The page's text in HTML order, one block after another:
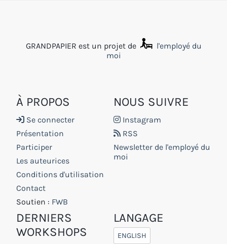
GRANDPAPIER est un projet de
l'employé du
moi
À PROPOS
Se connecter
Présentation
Participer
Les auteurices
Conditions d'utilisation
Contact
Soutien : FWB
NOUS SUIVRE
Instagram
RSS
Newsletter de l'employé du
moi
DERNIERS
WORKSHOPS
LANGAGE
ENGLISH